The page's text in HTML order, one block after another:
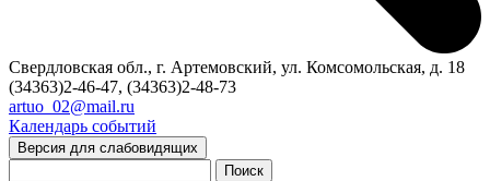
Свердловская обл., г. Артемовский, ул. Комсомольская, д. 18
(34363)2-46-47, (34363)2-48-73
artuo_02@mail.ru
Календарь событий
Версия для слабовидящих
Поиск